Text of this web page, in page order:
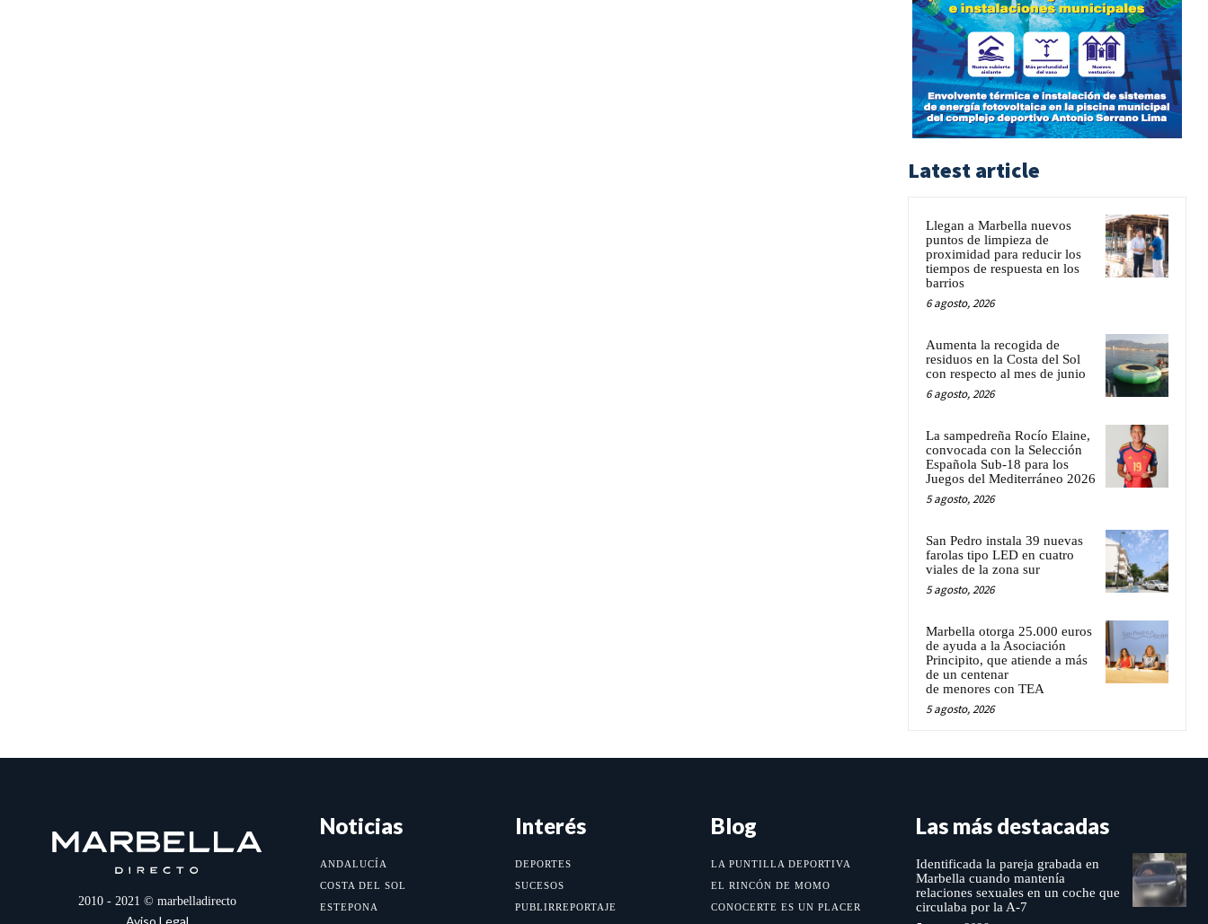
Latest article
Llegan a Marbella nuevos
puntos de limpieza de
proximidad para reducir los
tiempos de respuesta en los
barrios
6 agosto, 2026
Aumenta la recogida de
residuos en la Costa del Sol
con respecto al mes de junio
6 agosto, 2026
La sampedreña Rocío Elaine,
convocada con la Selección
Española Sub-18 para los
Juegos del Mediterráneo 2026
5 agosto, 2026
San Pedro instala 39 nuevas
farolas tipo LED en cuatro
viales de la zona sur
5 agosto, 2026
Marbella otorga 25.000 euros
de ayuda a la Asociación
Principito, que atiende a más
de un centenar
de menores con TEA
5 agosto, 2026
2010 - 2021 © marbelladirecto
Aviso Legal
Noticias
ANDALUCÍA
COSTA DEL SOL
ESTEPONA
Interés
DEPORTES
SUCESOS
PUBLIRREPORTAJE
Blog
LA PUNTILLA DEPORTIVA
EL RINCÓN DE MOMO
CONOCERTE ES UN PLACER
Las más destacadas
Identificada la pareja grabada en
Marbella cuando mantenía
relaciones sexuales en un coche que
circulaba por la A-7